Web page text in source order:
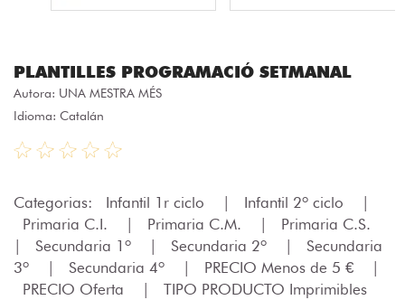
PLANTILLES PROGRAMACIÓ SETMANAL
Autora: UNA MESTRA MÉS
Idioma: Catalán
Categorias: Infantil 1r ciclo | Infantil 2º ciclo
|
Primaria C.I.
| Primaria C.M. |
Primaria C.S.
|
Secundaria 1º | Secundaria 2º |
Secundaria
3º
| Secundaria 4º | PRECIO Menos de 5 €
|
PRECIO Oferta
|
TIPO PRODUCTO Imprimibles